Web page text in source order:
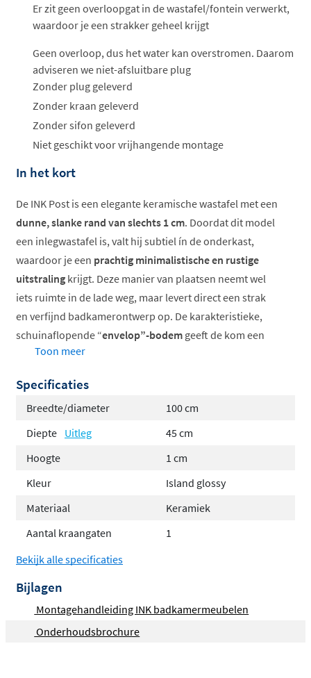
Er zit geen overloopgat in de wastafel/fontein verwerkt,
waardoor je een strakker geheel krijgt
Geen overloop, dus het water kan overstromen. Daarom
adviseren we niet-afsluitbare plug
Zonder plug geleverd
Zonder kraan geleverd
Zonder sifon geleverd
Niet geschikt voor vrijhangende montage
In het kort
De INK Post is een elegante keramische wastafel met een
dunne, slanke rand van slechts 1 cm. Doordat dit model
een inlegwastafel is, valt hij subtiel ín de onderkast,
waardoor je een prachtig minimalistische en rustige
uitstraling krijgt. Deze manier van plaatsen neemt wel
iets ruimte in de lade weg, maar levert direct een strak
en verfijnd badkamerontwerp op. De karakteristieke,
schuinaflopende “envelop”-bodem geeft de kom een
moderne dynamiek en leidt het water stijlvol naar het
Belangrijkste kenmerken
Slanke 1 cm rand en inlegontwerp voor een
minimalistische, verzonken look
Gemaakt van hoogwaardig keramisch
hittebestendig
Schuine “envelop”-bodem voor een elegante
waterafloop
Duurzaam, onderhoudsarm en verkrijgbaar in
meerdere stijlvolle kleuren
Gemaakt van hoogwaardig
Toon meer
Specificaties
Breedte/diameter
100 cm
Diepte Uitleg
45 cm
Hoogte
1 cm
Kleur
Island glossy
Materiaal
Keramiek
Aantal kraangaten
1
Bekijk alle specificaties
Bijlagen
Montagehandleiding INK badkamermeubelen
Onderhoudsbrochure